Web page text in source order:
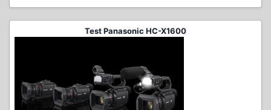
Test Panasonic HC-X1600